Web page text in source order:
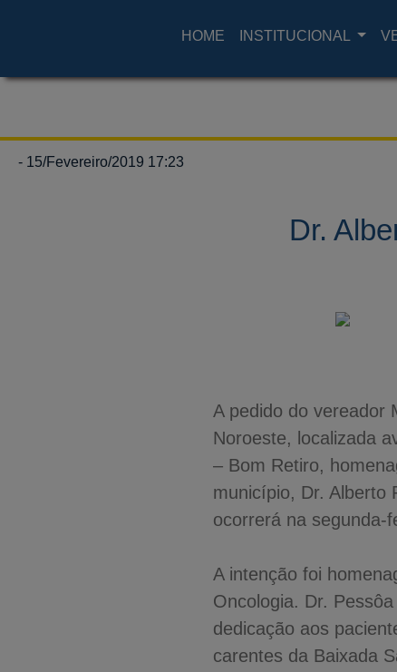
HOME INSTITUCIONAL
- 15/Fevereiro/2019 17:23
Dr.
A pedido do vereador
Noroeste, localizada
– Bom Retiro,
município, Dr. Alberto
ocorrerá na segunda-
A intenção foi
Oncologia. Dr.
dedicação aos
carentes da Baixada